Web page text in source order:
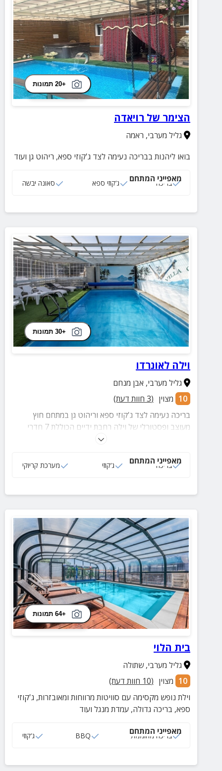
+20 תמונות
הצימר של רויאדה
גליל מערבי, ראמה
בואו ליהנות בבריכה נעימה לצד ג'קוזי ספא, ריהוט גן ועוד
מאפייני המתחם
בריכה ג‘קוזי ספא סאונה יבשה
+30 תמונות
וילה לאונרדו
גליל מערבי, אבן מנחם
10 מצוין (
3 חוות דעת)
בריכה נעימה לצד ג'קוזי ספא וריהוט גן במתחם חוץ
מעוצב ופסטורלי של וילה רחבת ידיים הכוללת 7 חדרי
מאפייני המתחם
בריכה ג‘קוזי מערכת קריוקי
+64 תמונות
בית הלוי
גליל מערבי,שתולה
10 מצוין (
10 חוות דעת)
וילת נופש מקסימה עם סוויטות מרווחות ומאובזרות, ג'קוזי
ספא, בריכה גדולה, עמדת מנגל ועוד
מאפייני המתחם
בריכה מחוממת BBQ ג‘קוזי